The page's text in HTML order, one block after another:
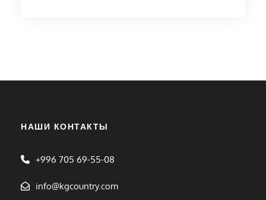
НАШИ КОНТАКТЫ
+996 705 69-55-08
info@kgcountry.com